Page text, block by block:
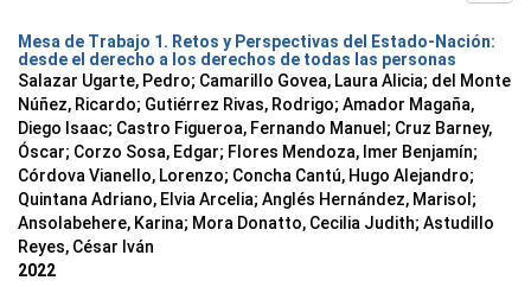
Mesa de Trabajo 1. Retos y Perspectivas del Estado-Nación:
desde el derecho a los derechos de todas las personas
Salazar Ugarte, Pedro; Camarillo Govea, Laura Alicia; del Monte
Núñez, Ricardo; Gutiérrez Rivas, Rodrigo; Amador Magaña,
Diego Isaac; Castro Figueroa, Fernando Manuel ; Cruz Barney,
Óscar; Corzo Sosa, Edgar; Flores Mendoza, Imer Benjamín;
Córdova Vianello, Lorenzo; Concha Cantú, Hugo Alejandro;
Quintana Adriano, Elvia Arcelia; Anglés Hernández, Marisol ;
Ansolabehere, Karina; Mora Donatto, Cecilia Judith; Astudillo
Reyes, César Iván
2022